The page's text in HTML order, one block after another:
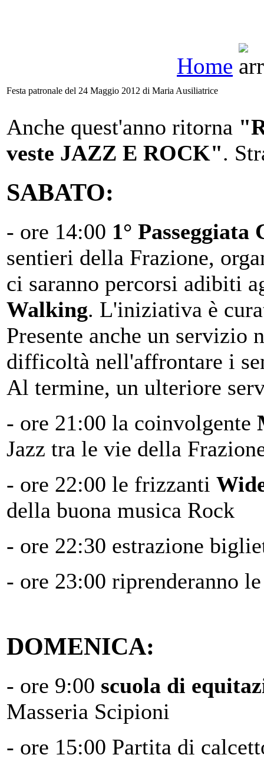
Home
Festa patronale del 24 Maggio 2012 di Maria Ausiliatrice
Anche quest'anno ritorna
veste JAZZ E ROCK".
SABATO:
- ore 14:00 1°
sentieri della Frazione,
ci saranno percorsi adibiti
Walking. L'iniziativa è
Presente anche un servizio
difficoltà nell'affrontare i
Al termine, un ulteriore
- ore 21:00 la coinvolgente
Jazz tra le vie della
- ore 22:00 le frizzanti
della buona musica Rock
- ore 22:30 estrazione
- ore 23:00 riprenderanno
DOMENICA:
- ore 9:00 scuola di
Masseria Scipioni
- ore 15:00 Partita di